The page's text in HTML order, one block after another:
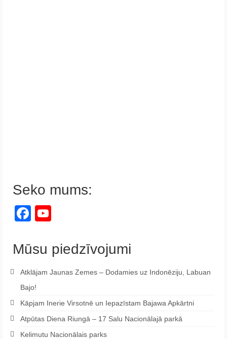
Seko mums:
Facebook
Mūsu piedzīvojumi
Atklājam Jaunas Zemes – Dodamies uz Indonēziju, Labuan
Bajo!
Kāpjam Inerie Virsotnē un Iepazīstam Bajawa Apkārtni
Atpūtas Diena Riungā – 17 Salu Nacionālajā parkā
Kelimutu Nacionālais parks